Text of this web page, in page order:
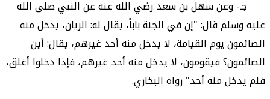
جـ- وعن سهل بن سعد رضي الله عنه عن النبي صلى الله
عليه وسلم قال: "إن في الجنة باباً، يقال له: الريان، يدخل منه
الصائمون يوم القيامة، لا يدخل منه أحد غيرهم، يقال: أين
الصائمون؟ فيقومون، لا يدخل منه أحد غيرهم، فإذا دخلوا أغلق،
فلم يدخل منه أحد" رواه البخاري.